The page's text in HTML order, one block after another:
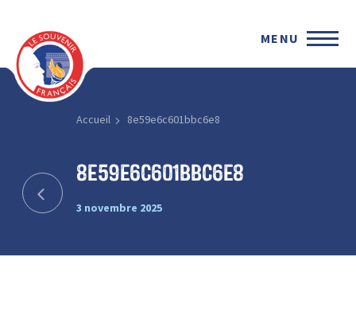
MENU
Accueil 8e59e6c601bbc6e8
8e59e6c601bbc6e8
3 novembre 2025